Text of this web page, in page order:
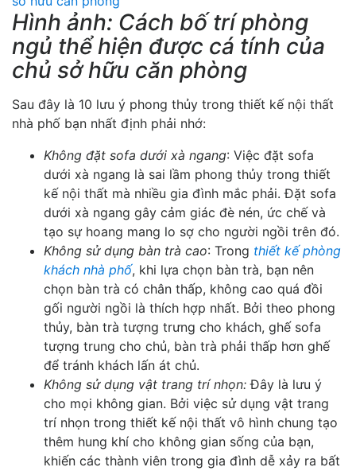
Hình ảnh: Cách bố trí phòng
ngủ thể hiện được cá tính của
chủ sở hữu căn phòng
Sau đây là 10 lưu ý phong thủy trong thiết kế nội thất
nhà phố bạn nhất định phải nhớ:
Không đặt sofa dưới xà ngang: Việc đặt sofa
dưới xà ngang là sai lầm phong thủy trong thiết
kế nội thất mà nhiều gia đình mắc phải. Đặt sofa
dưới xà ngang gây cảm giác đè nén, ức chế và
tạo sự hoang mang lo sợ cho người ngồi trên đó.
Không sử dụng bàn trà cao: Trong thiết kế phòng
khách nhà phố, khi lựa chọn bàn trà, bạn nên
chọn bàn trà có chân thấp, không cao quá đồi
gối người ngồi là thích hợp nhất. Bởi theo phong
thủy, bàn trà tượng trưng cho khách, ghế sofa
tượng trung cho chủ, bàn trà phải thấp hơn ghế
để tránh khách lấn át chủ.
Không sử dụng vật trang trí nhọn: Đây là lưu ý
cho mọi không gian. Bởi việc sử dụng vật trang
trí nhọn trong thiết kế nội thất vô hình chung tạo
thêm hung khí cho không gian sống của bạn,
khiến các thành viên trong gia đình dễ xảy ra bất